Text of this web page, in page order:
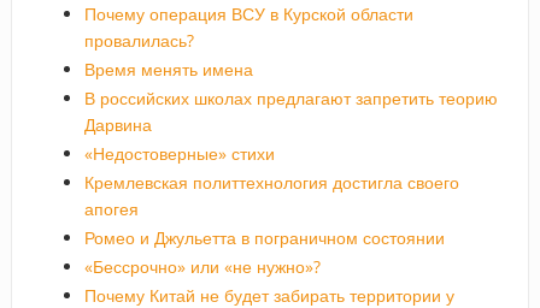
Почему операция ВСУ в Курской области
провалилась?
Время менять имена
В российских школах предлагают запретить теорию
Дарвина
«Недостоверные» стихи
Кремлевская политтехнология достигла своего
апогея
Ромео и Джульетта в пограничном состоянии
«Бессрочно» или «не нужно»?
Почему Китай не будет забирать территории у